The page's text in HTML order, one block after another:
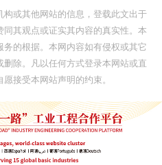
或其他网站的信息，登载此文出于
其观点或证实其内容的真实性。本
的根据。本网内容如有侵权或其它
除。凡以任何方式登录本网站或直
接受本网站声明的约束。